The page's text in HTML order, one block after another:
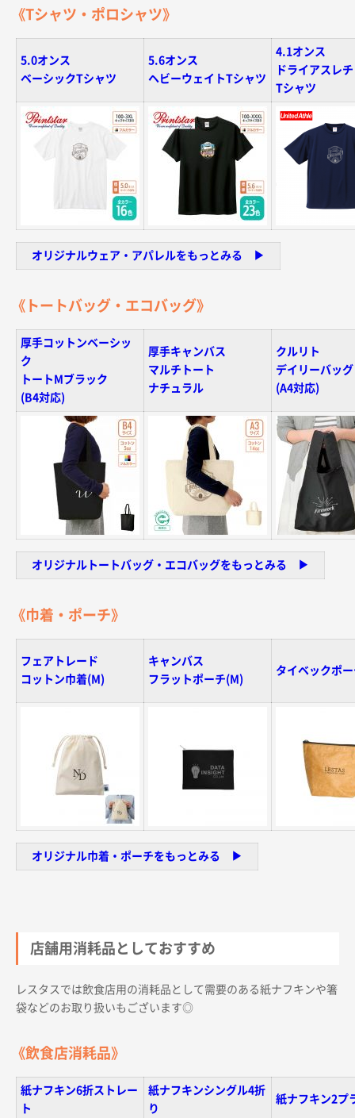
《Tシャツ・ポロシャツ》
5.0オンス
ベーシックTシャツ
5.6オンス
ヘビーウェイトTシャツ
4.1オンス
ドライアスレ
Tシャツ
オリジナルウェア・アパレルをもっとみる ▶︎
《トートバッグ・エコバッグ》
厚手コットンベーシッ
ク
トートMブラック
(B4対応)
厚手キャンバス
マルチトート
ナチュラル
クルリト
デイリーバッグ
(A4対応)
オリジナルトートバッグ・エコバッグをもっとみる ▶︎
《巾着・ポーチ》
フェアトレード
コットン巾着(M)
キャンバス
フラットポーチ(M)
タイベックポ
オリジナル巾着・ポーチをもっとみる ▶︎
店舗用消耗品としておすすめ
レスタスでは飲食店用の消耗品として需要のある紙ナフキンや箸
袋などのお取り扱いもございます◎
《飲食店消耗品》
紙ナフキン6折ストレー
ト
紙ナフキンシングル4折
り
紙ナフキン2プ